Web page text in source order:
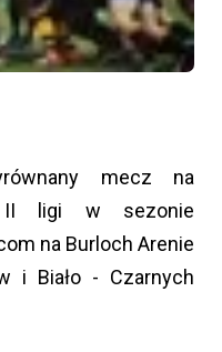
mecz na
II ligi w sezonie
na Burloch Arenie
i Biało - Czarnych